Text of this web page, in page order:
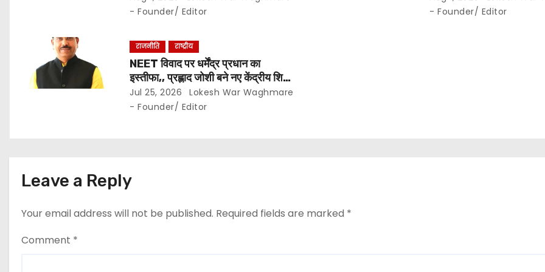
यूनिट हाफ योजना बहाल करने की मांग…
- Founder/ Editor
यूनिट हाफ योजना बहाल करने
- Founder/ Editor
राजनीति राष्ट्रीय
NEET विवाद पर धर्मेंद्र प्रधान का
इस्तीफा,, प्रह्लाद जोशी बने नए केंद्रीय शिक्षा
मंत्री..
Jul 25, 2026
Lokesh War Waghmare
- Founder/ Editor
Leave a Reply
Your email address will not be published. Required fields are marked *
Comment *